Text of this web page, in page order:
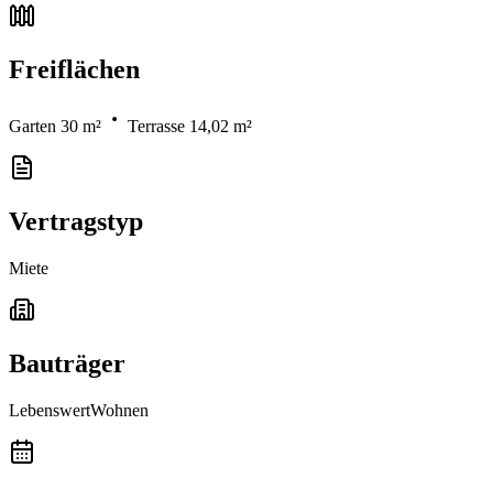
Freiflächen
Garten 30 m² Terrasse 14,02 m²
Vertragstyp
Miete
Bauträger
LebenswertWohnen